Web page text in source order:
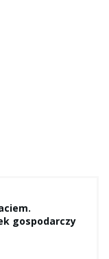
gospodarczy